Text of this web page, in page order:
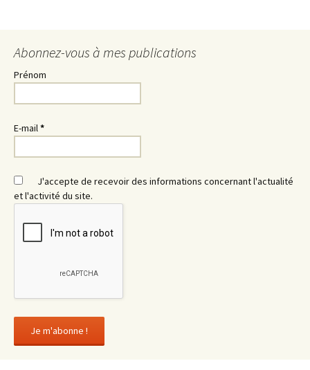
Abonnez-vous à mes publications
Prénom
E-mail*
J'accepte de recevoir des informations concernant l'actualité
et l'activité du site.